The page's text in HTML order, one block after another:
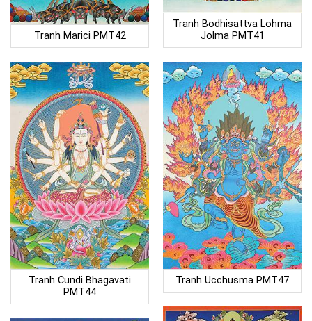
Tranh Bodhisattva Lohma
Jolma PMT41
Tranh Marici PMT42
Tranh Cundi Bhagavati
PMT44
Tranh Ucchusma PMT47